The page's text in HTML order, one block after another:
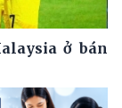
ở bán